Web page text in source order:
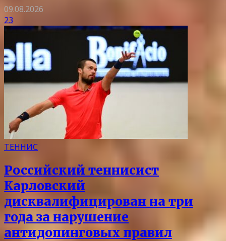
09.08.2026
23
ТЕННИС
Российский теннисист
Карловский
дисквалифицирован на три
года за нарушение
антидопинговых правил